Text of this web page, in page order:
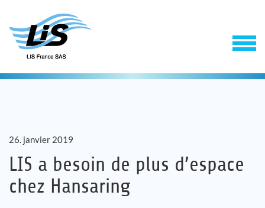
Solutions
26. janvier 2019
LIS a besoin de plus d’espace
chez Hansaring